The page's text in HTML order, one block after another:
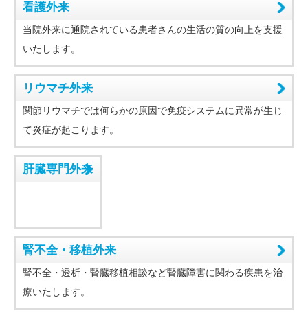
看護外来
当院外来に通院されている患者さんの生活の質の向上を支援
いたします。
リウマチ外来
関節リウマチでは何らかの原因で免疫システムに異常が生じ
て炎症が起こります。
肝臓専門外来
腎不全・移植外来
腎不全・透析・腎臓移植相談など腎臓障害に関わる疾患を治
療いたします。